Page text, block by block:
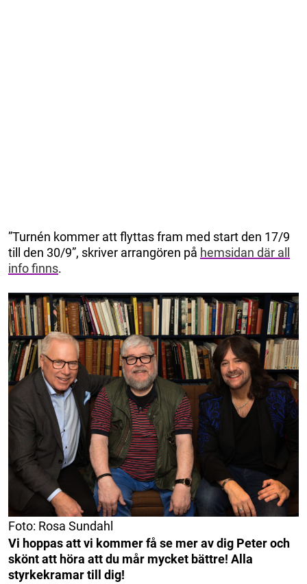
”Turnén kommer att flyttas fram med start den 17/9
till den 30/9”, skriver arrangören på hemsidan där all
info finns.
Foto: Rosa Sundahl
Vi hoppas att vi kommer få se mer av dig Peter och
skönt att höra att du mår mycket bättre! Alla
styrkekramar till dig!